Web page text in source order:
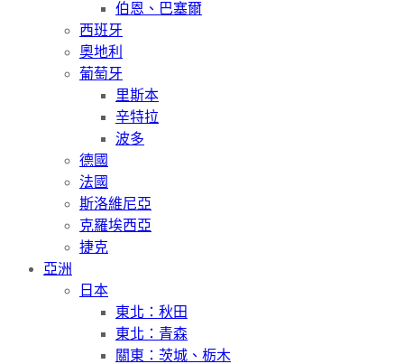
伯恩、巴塞爾
西班牙
奧地利
葡萄牙
里斯本
辛特拉
波多
德國
法國
斯洛維尼亞
克羅埃西亞
捷克
亞洲
日本
東北：秋田
東北：青森
關東：茨城、栃木